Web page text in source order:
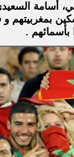
أسامة
بمغربيتهم
.